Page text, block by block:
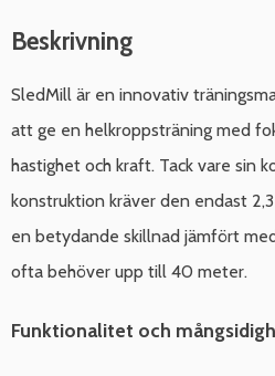
Beskrivning
SledMill är en innovativ
att ge en helkroppsträning med
hastighet och kraft. Tack vare sin
konstruktion kräver den endast
en betydande skillnad jämfört
ofta behöver upp till 40 meter.
Funktionalitet och